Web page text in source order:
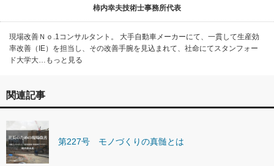
柿内幸夫技術士事務所代表
現場改善Ｎｏ.1コンサルタント。 大手自動車メーカーにて、一貫して生産効
率改善（IE）を担当し、その改善手腕を見込まれて、社命にてスタンフォー
ド大学大…もっと見る
関連記事
第227号 モノづくりの真髄とは